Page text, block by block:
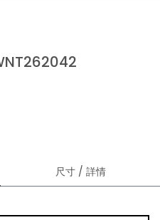
尺寸 / 詳情